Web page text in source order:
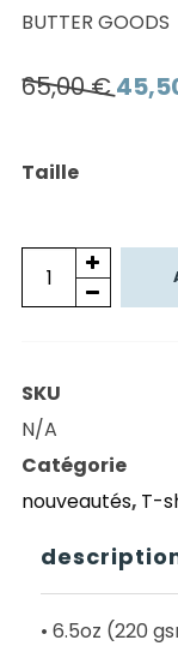
BUTTER GOODS
65,00€ Le
Taille
quantité
de
BUTTER
GOODS
WORLDWIDE
PANELLED
TEE
DENIM
SKU
N/A
Catégorie
nouveautés, T-
• 6.5oz (220